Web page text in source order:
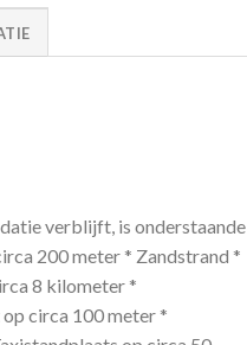
verblijft, is onderstaande
200 meter * Zandstrand *
8 kilometer *
circa 100 meter *